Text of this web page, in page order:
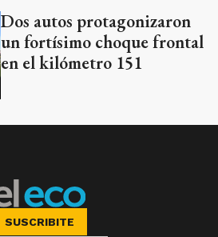
Dos autos protagonizaron
un fortísimo choque frontal
en el kilómetro 151
SUSCRIBITE